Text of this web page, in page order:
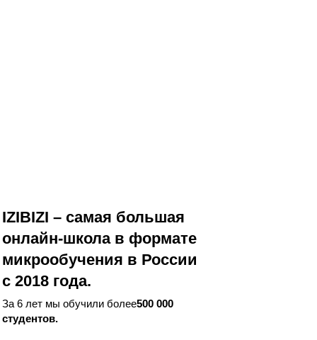
IZIBIZI – самая большая
онлайн-школа в формате
микрообучения в России
с 2018 года.
За 6 лет мы обучили более500 000
студентов.